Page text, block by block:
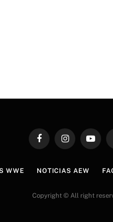
FacebookInstagramYouTube
WWE NOTICIAS AEW
Copyright © All right